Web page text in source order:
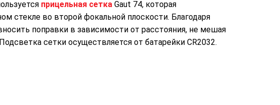
прицельная сетка Gaut 74, которая
стекле во второй фокальной плоскости. Благодаря
поправки в зависимости от расстояния, не мешая
сетки осуществляется от батарейки CR2032.